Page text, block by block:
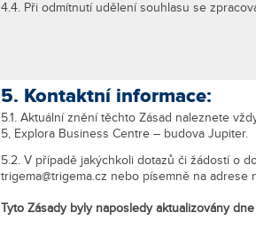
4.4. Při odmítnutí udělení souhlasu se
5. Kontaktní informace:
5.1. Aktuální znění těchto Zásad naleznete
5, Explora Business Centre – budova Jupiter.
5.2. V případě jakýchkoli dotazů či žádostí o
trigema@trigema.cz nebo písemně na adrese
Tyto Zásady byly naposledy aktualizovány